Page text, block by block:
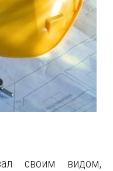
своим видом,